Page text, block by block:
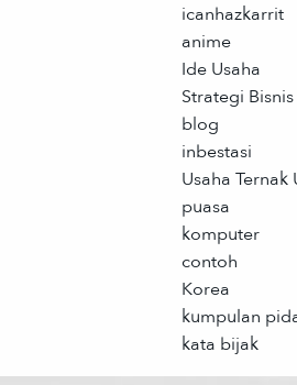
icanhazkarrit
anime
Ide Usaha
Strategi Bisnis
blog
inbestasi
Usaha Ternak
puasa
komputer
contoh
Korea
kumpulan
kata bijak